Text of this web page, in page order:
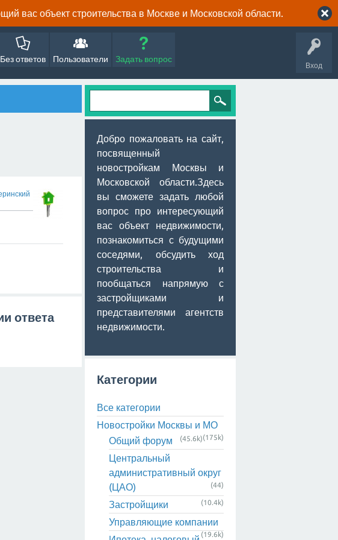
вас объект строительства в Москве и Московской области.
Вход
Без ответов Пользователи Задать вопрос
ответа
Добро пожаловать на сайт,
посвященный
новостройкам Москвы и
Московской области.Здесь
вы сможете задать любой
вопрос про интересующий
вас объект недвижимости,
познакомиться с будущими
соседями, обсудить ход
строительства и
пообщаться напрямую с
застройщиками и
представителями агентств
недвижимости.
Категории
Все категории
Новостройки Москвы и МО
(175k)
Общий форум (45.6k)
Центральный
административный округ
(ЦАО)
(44)
Застройщики (10.4k)
Управляющие компании
(19.6k)